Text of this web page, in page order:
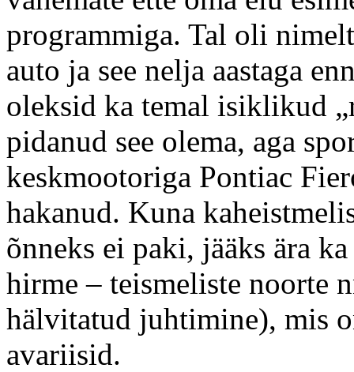
programmiga. Tal oli
auto ja see nelja aastaga
oleksid ka temal isiklikud
pidanud see olema, aga
keskmootoriga Pontiac
hakanud. Kuna
õnneks ei paki, jääks ära
hirme – teismeliste noorte
hälvitatud juhtimine), mis
avariisid.